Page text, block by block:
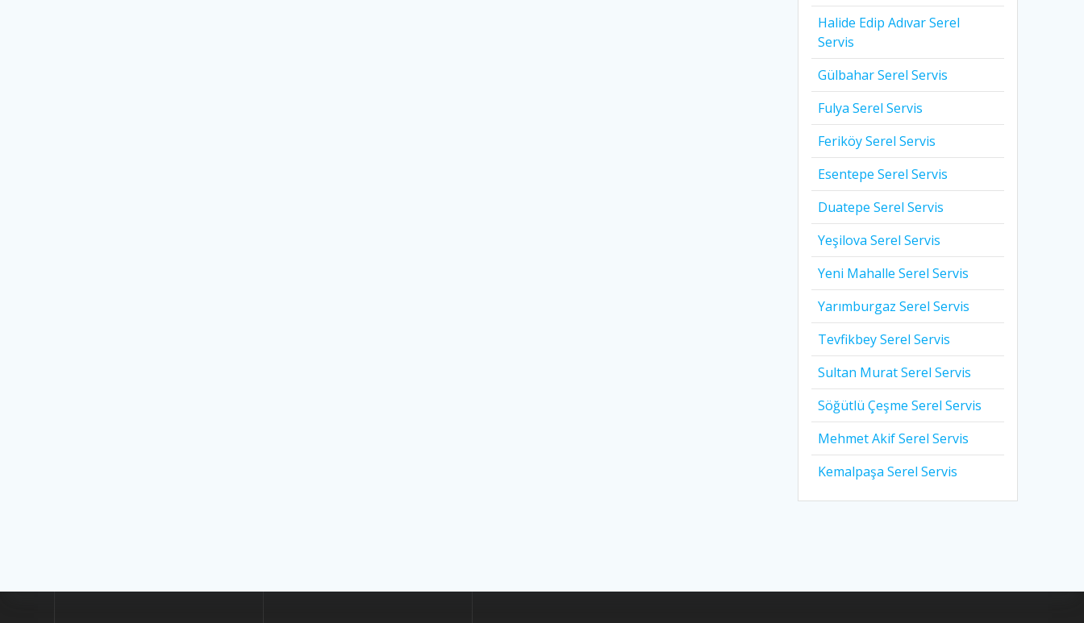
Halide Edip Adıvar Serel
Servis
Gülbahar Serel Servis
Fulya Serel Servis
Feriköy Serel Servis
Esentepe Serel Servis
Duatepe Serel Servis
Yeşilova Serel Servis
Yeni Mahalle Serel Servis
Yarımburgaz Serel Servis
Tevfikbey Serel Servis
Sultan Murat Serel Servis
Söğütlü Çeşme Serel Servis
Mehmet Akif Serel Servis
Kemalpaşa Serel Servis